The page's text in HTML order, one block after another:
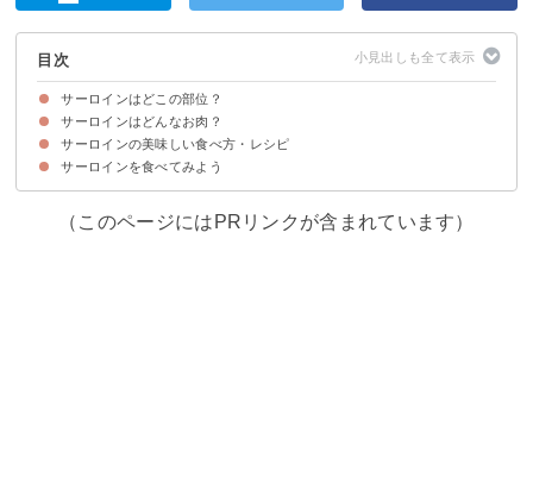
目次
サーロインはどこの部位？
サーロインはロース肉の一部
サーロインとリブロースの違い
サーロインと肩ロースの違い
サーロインはどんなお肉？
サーロインの名前の由来・語源
サーロインの味・肉質や食べ方のおすすめ【口コミ】
サーロインの美味しい食べ方・レシピ
サーロインのローストビーフ
②牛サーロインのタリアータ
③牛サーロインのカツ
サーロインを食べてみよう
（このページにはPRリンクが含まれています）